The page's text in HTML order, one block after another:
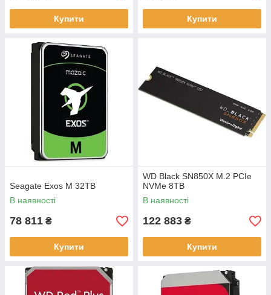
Купити Купити
Seagate Exos M 32TB
В наявності
78 811 ₴
Купити
WD Black SN850X M.2 PCIe
NVMe 8TB
В наявності
122 883 ₴
Купити